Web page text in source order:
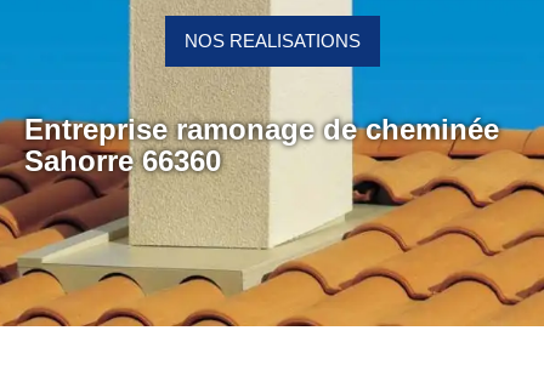
Entreprise ramonage de cheminée
Sahorre 66360
NOS REALISATIONS